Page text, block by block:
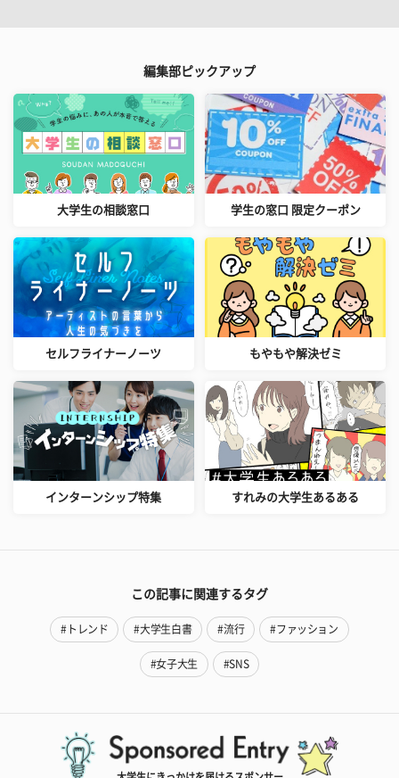
編集部ピックアップ
大学生の相談窓口 学生の窓口 限定クーポン
セルフライナーノーツ もやもや解決ゼミ
インターンシップ特集 すれみの大学生あるある
この記事に関連するタグ
#トレンド #大学生白書 #流行 #ファッション
#女子大生 #SNS